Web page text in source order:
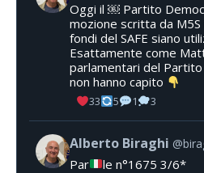
Oggi il ￼ Partito
mozione scritta da M5S
fondi del SAFE siano
Esattamente come
parlamentari del
non hanno capito
33 5 1 3
Alberto Biraghi
Par le n°1675 3/6*